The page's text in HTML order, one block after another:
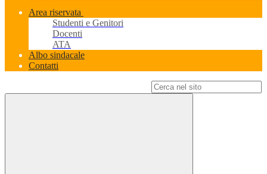
Area riservata
Studenti e Genitori
Docenti
ATA
Albo sindacale
Contatti